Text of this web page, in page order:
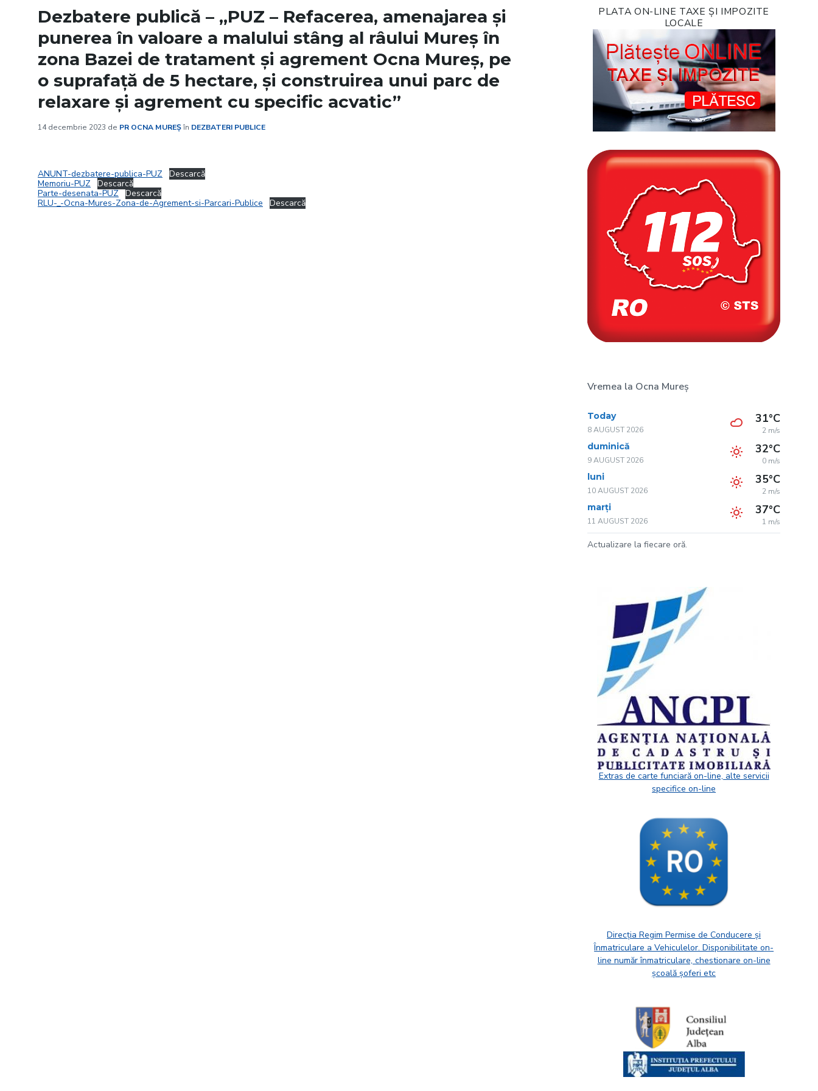
Dezbatere publică – „PUZ – Refacerea, amenajarea și
punerea în valoare a malului stâng al râului Mureș în
zona Bazei de tratament și agrement Ocna Mureș, pe
o suprafață de 5 hectare, și construirea unui parc de
relaxare și agrement cu specific acvatic”
14 decembrie 2023 de PR OCNA MUREȘîn DEZBATERI PUBLICE
ANUNT-dezbatere-publica-PUZ
Descarcă
Memoriu-PUZ
Descarcă
Parte-desenata-PUZ Descarcă
RLU-_-Ocna-Mures-Zona-de-Agrement-si-Parcari-Publice
Descarcă
PLATA ON-LINE TAXE ȘI IMPOZITE
LOCALE
Vremea la Ocna Mureș
Today
8 AUGUST 2026
31°C
2 m/s
duminică
9 AUGUST 2026
32°C
0 m/s
luni
10 AUGUST 2026
35°C
2 m/s
marți
11 AUGUST 2026
37°C
1 m/s
Actualizare la fiecare oră.
Extras de carte funciară on-line, alte servicii
specifice on-line
Direcția Regim Permise de Conducere și
Înmatriculare a Vehiculelor. Disponibilitate on-
line număr înmatriculare, chestionare on-line
școală șoferi etc